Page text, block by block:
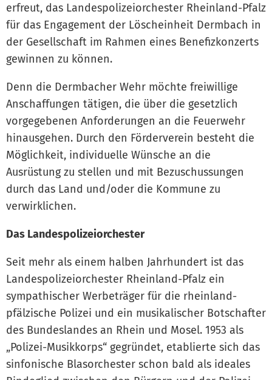
erfreut, das Landespolizeiorchester Rheinland-Pfalz
für das Engagement der Löscheinheit Dermbach in
der Gesellschaft im Rahmen eines Benefizkonzerts
gewinnen zu können.
Denn die Dermbacher Wehr möchte freiwillige
Anschaffungen tätigen, die über die gesetzlich
vorgegebenen Anforderungen an die Feuerwehr
hinausgehen. Durch den Förderverein besteht die
Möglichkeit, individuelle Wünsche an die
Ausrüstung zu stellen und mit Bezuschussungen
durch das Land und/oder die Kommune zu
verwirklichen.
Das Landespolizeiorchester
Seit mehr als einem halben Jahrhundert ist das
Landespolizeiorchester Rheinland-Pfalz ein
sympathischer Werbeträger für die rheinland-
pfälzische Polizei und ein musikalischer Botschafter
des Bundeslandes an Rhein und Mosel. 1953 als
„Polizei-Musikkorps“ gegründet, etablierte sich das
sinfonische Blasorchester schon bald als ideales